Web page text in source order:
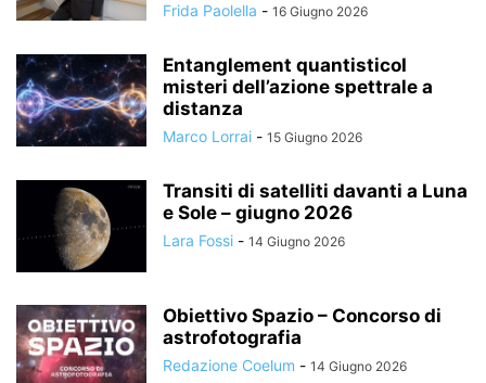
Frida Paolella - 16 Giugno 2026
Entanglement quantisticoI
misteri dell’azione spettrale a
distanza
Marco Lorrai - 15 Giugno 2026
Transiti di satelliti davanti a Luna
e Sole – giugno 2026
Lara Fossi - 14 Giugno 2026
Obiettivo Spazio – Concorso di
astrofotografia
Redazione Coelum - 14 Giugno 2026